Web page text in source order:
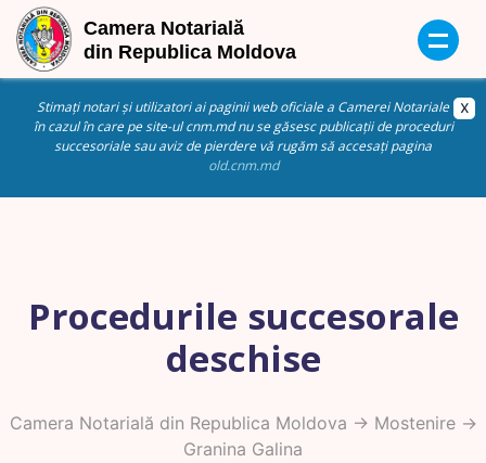
Stimați notari și utilizatori ai paginii web oficiale a Camerei Notariale
în cazul în care pe site-ul cnm.md nu se găsesc publicații de proceduri
succesoriale sau aviz de pierdere vă rugăm să accesați pagina
old.cnm.md
Procedurile succesorale
deschise
Camera Notarială din Republica Moldova -> Mostenire->
Granina Galina